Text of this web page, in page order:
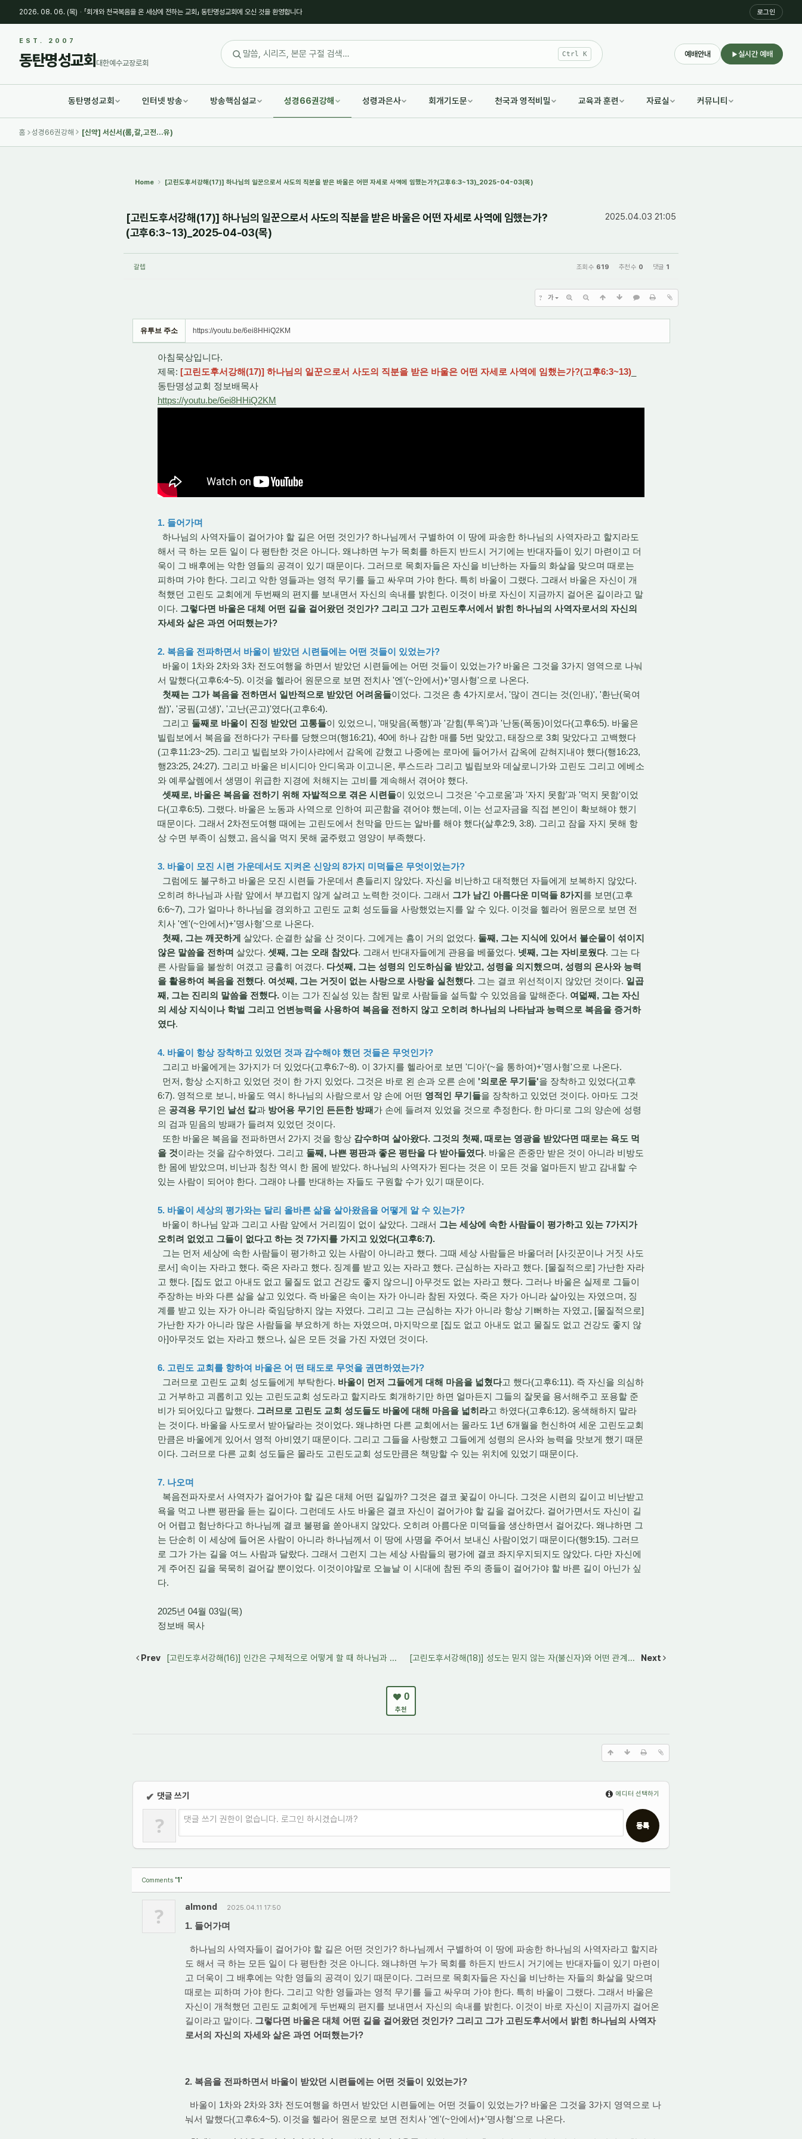
2026. 08. 06. (목) · 「회개와 천국복음을 온 세상에 전하는 교회」 동탄명성교회에 오신 것을 환영합니다 로그인
EST. 2007
동탄명성교회 대한예수교장로회
Ctrl K 예배안내 실시간 예배
동탄명성교회 인터넷 방송 방송핵심설교 성경66권강해 성령과은사 회개기도문 천국과 영적비밀 교육과 훈련 자료실 커뮤니티
홈 성경66권강해 [신약] 서신서(롬,갈,고전...유)
Home [고린도후서강해(17)] 하나님의 일꾼으로서 사도의 직분을 받은 바울은 어떤 자세로 사역에 임했는가?(고후6:3~13)_2025-04-03(목)
2025.04.03 21:05
[고린도후서강해(17)] 하나님의 일꾼으로서 사도의 직분을 받은 바울은 어떤 자세로 사역에 임했는가?
(고후6:3~13)_2025-04-03(목)
갈렙 조회 수 619 추천 수 0 댓글 1
? 가
유투브 주소 https://youtu.be/6ei8HHiQ2KM
아침묵상입니다.
제목: [고린도후서강해(17)] 하나님의 일꾼으로서 사도의 직분을 받은 바울은 어떤 자세로 사역에 임했는가?(고후6:3~13)
동탄명성교회 정보배목사
https://youtu.be/6ei8HHiQ2KM
1. 들어가며
하나님의 사역자들이 걸어가야 할 길은 어떤 것인가? 하나님께서 구별하여 이 땅에 파송한 하나님의 사역자라고 할지라도
해서 극 하는 모든 일이 다 평탄한 것은 아니다. 왜냐하면 누가 목회를 하든지 반드시 거기에는 반대자들이 있기 마련이고 더
욱이 그 배후에는 악한 영들의 공격이 있기 때문이다. 그러므로 목회자들은 자신을 비난하는 자들의 화살을 맞으며 때로는
피하며 가야 한다. 그리고 악한 영들과는 영적 무기를 들고 싸우며 가야 한다. 특히 바울이 그랬다. 그래서 바울은 자신이 개
척했던 고린도 교회에게 두번째의 편지를 보내면서 자신의 속내를 밝힌다. 이것이 바로 자신이 지금까지 걸어온 길이라고 말
이다. 그렇다면 바울은 대체 어떤 길을 걸어왔던 것인가? 그리고 그가 고린도후서에서 밝힌 하나님의 사역자로서의 자신의
자세와 삶은 과연 어떠했는가?
2. 복음을 전파하면서 바울이 받았던 시련들에는 어떤 것들이 있었는가?
바울이 1차와 2차와 3차 전도여행을 하면서 받았던 시련들에는 어떤 것들이 있었는가? 바울은 그것을 3가지 영역으로 나눠
서 말했다(고후6:4~5). 이것을 헬라어 원문으로 보면 전치사 '엔'(~안에서)+'명사형'으로 나온다.
첫째는 그가 복음을 전하면서 일반적으로 받았던 어려움들이었다. 그것은 총 4가지로서, '많이 견디는 것(인내)', '환난(욱여
쌈)', '궁핌(고생)', '고난(곤고)'였다(고후6:4).
그리고 둘째로 바울이 진정 받았던 고통들이 있었으니, '매맞음(폭행)'과 '갇힘(투옥')과 '난동(폭동)이었다(고후6:5). 바울은
빌립보에서 복음을 전하다가 구타를 당했으며(행16:21), 40에 하나 감한 매를 5번 맞았고, 태장으로 3회 맞았다고 고백했다
(고후11:23~25). 그리고 빌립보와 가이사랴에서 감옥에 갇혔고 나중에는 로마에 들어가서 감옥에 갇혀지내야 했다(행16:23,
행23:25, 24:27). 그리고 바울은 비시디아 안디옥과 이고니온, 루스드라 그리고 빌립보와 데살로니가와 고린도 그리고 에베소
와 예루살렘에서 생명이 위급한 지경에 처해지는 고비를 계속해서 겪어야 했다.
셋째로, 바울은 복음을 전하기 위해 자발적으로 겪은 시련들이 있었으니 그것은 '수고로움'과 '자지 못함'과 '먹지 못함'이었
다(고후6:5). 그랬다. 바울은 노동과 사역으로 인하여 피곤함을 겪어야 했는데, 이는 선교자금을 직접 본인이 확보해야 했기
때문이다. 그래서 2차전도여행 때에는 고린도에서 천막을 만드는 알바를 해야 했다(살후2:9, 3:8). 그리고 잠을 자지 못해 항
상 수면 부족이 심했고, 음식을 먹지 못해 굶주렸고 영양이 부족했다.
3. 바울이 모진 시련 가운데서도 지켜온 신앙의 8가지 미덕들은 무엇이었는가?
그럼에도 불구하고 바울은 모진 시련들 가운데서 흔들리지 않았다. 자신을 비난하고 대적했던 자들에게 보복하지 않았다.
오히려 하나님과 사람 앞에서 부끄럽지 않게 살려고 노력한 것이다. 그래서 그가 남긴 아름다운 미덕들 8가지를 보면(고후
6:6~7), 그가 얼마나 하나님을 경외하고 고린도 교회 성도들을 사랑했었는지를 알 수 있다. 이것을 헬라어 원문으로 보면 전
치사 '엔'(~안에서)+'명사형'으로 나온다.
첫째, 그는 깨끗하게 살았다. 순결한 삶을 산 것이다. 그에게는 흠이 거의 없었다. 둘째, 그는 지식에 있어서 불순물이 섞이지
않은 말씀을 전하며 살았다. 셋째, 그는 오래 참았다. 그래서 반대자들에게 관용을 베풀었다. 넷째, 그는 자비로웠다. 그는 다
른 사람들을 불쌍히 여겼고 긍휼히 여겼다. 다섯째, 그는 성령의 인도하심을 받았고, 성령을 의지했으며, 성령의 은사와 능력
을 활용하여 복음을 전했다. 여섯째, 그는 거짓이 없는 사랑으로 사랑을 실천했다. 그는 결코 위선적이지 않았던 것이다. 일곱
째, 그는 진리의 말씀을 전했다. 이는 그가 진실성 있는 참된 말로 사람들을 설득할 수 있었음을 말해준다. 여덟째, 그는 자신
의 세상 지식이나 학벌 그리고 언변능력을 사용하여 복음을 전하지 않고 오히려 하나님의 나타남과 능력으로 복음을 증거하
였다.
4. 바울이 항상 장착하고 있었던 것과 감수해야 했던 것들은 무엇인가?
그리고 바울에게는 3가지가 더 있었다(고후6:7~8). 이 3가지를 헬라어로 보면 '디아'(~을 통하여)+'명사형'으로 나온다.
먼저, 항상 소지하고 있었던 것이 한 가지 있었다. 그것은 바로 왼 손과 오른 손에 '의로운 무기들'을 장착하고 있었다(고후
6:7). 영적으로 보니, 바울도 역시 하나님의 사람으로서 양 손에 어떤 영적인 무기들을 장착하고 있었던 것이다. 아마도 그것
은 공격용 무기인 날선 칼과 방어용 무기인 든든한 방패가 손에 들려져 있었을 것으로 추정한다. 한 마디로 그의 양손에 성령
의 검과 믿음의 방패가 들려져 있었던 것이다.
또한 바울은 복음을 전파하면서 2가지 것을 항상 감수하며 살아왔다. 그것의 첫째, 때로는 영광을 받았다면 때로는 욕도 먹
을 것이라는 것을 감수하였다. 그리고 둘째, 나쁜 평판과 좋은 평탄을 다 받아들였다. 바울은 존중만 받은 것이 아니라 비방도
한 몸에 받았으며, 비난과 칭찬 역시 한 몸에 받았다. 하나님의 사역자가 된다는 것은 이 모든 것을 얼마든지 받고 감내할 수
있는 사람이 되어야 한다. 그래야 나를 반대하는 자들도 구원할 수가 있기 때문이다.
5. 바울이 세상의 평가와는 달리 올바른 삶을 살아왔음을 어떻게 알 수 있는가?
바울이 하나님 앞과 그리고 사람 앞에서 거리낌이 없이 살았다. 그래서 그는 세상에 속한 사람들이 평가하고 있는 7가지가
오히려 없었고 그들이 없다고 하는 것 7가지를 가지고 있었다(고후6:7).
그는 먼저 세상에 속한 사람들이 평가하고 있는 사람이 아니라고 했다. 그때 세상 사람들은 바울더러 [사깃꾼이나 거짓 사도
로서] 속이는 자라고 했다. 죽은 자라고 했다. 징계를 받고 있는 자라고 했다. 근심하는 자라고 했다. [물질적으로] 가난한 자라
고 했다. [집도 없고 아내도 없고 물질도 없고 건강도 좋지 않으니] 아무것도 없는 자라고 했다. 그러나 바울은 실제로 그들이
주장하는 바와 다른 삶을 살고 있었다. 즉 바울은 속이는 자가 아니라 참된 자였다. 죽은 자가 아니라 살아있는 자였으며, 징
계를 받고 있는 자가 아니라 죽임당하지 않는 자였다. 그리고 그는 근심하는 자가 아니라 항상 기뻐하는 자였고, [물질적으로]
가난한 자가 아니라 많은 사람들을 부요하게 하는 자였으며, 마지막으로 [집도 없고 아내도 없고 물질도 없고 건강도 좋지 않
아]아무것도 없는 자라고 했으나, 실은 모든 것을 가진 자였던 것이다.
6. 고린도 교회를 향하여 바울은 어 떤 태도로 무엇을 권면하였는가?
그러므로 고린도 교회 성도들에게 부탁한다. 바울이 먼저 그들에게 대해 마음을 넓혔다고 했다(고후6:11). 즉 자신을 의심하
고 거부하고 괴롭히고 있는 고린도교회 성도라고 할지라도 회개하기만 하면 얼마든지 그들의 잘못을 용서해주고 포용할 준
비가 되어있다고 말했다. 그러므로 고린도 교회 성도들도 바울에 대해 마음을 넓히라고 하였다(고후6:12). 옹색해하지 말라
는 것이다. 바울을 사도로서 받아달라는 것이었다. 왜냐하면 다른 교회에서는 몰라도 1년 6개월을 헌신하여 세운 고린도교회
만큼은 바울에게 있어서 영적 아비였기 때문이다. 그리고 그들을 사랑했고 그들에게 성령의 은사와 능력을 맛보게 했기 때문
이다. 그러므로 다른 교회 성도들은 몰라도 고린도교회 성도만큼은 책망할 수 있는 위치에 있었기 때문이다.
7. 나오며
복음전파자로서 사역자가 걸어가야 할 길은 대체 어떤 길일까? 그것은 결코 꽃길이 아니다. 그것은 시련의 길이고 비난받고
욕을 먹고 나쁜 평판을 듣는 길이다. 그런데도 사도 바울은 결코 자신이 걸어가야 할 길을 걸어갔다. 걸어가면서도 자신이 길
어 어렵고 험난하다고 하나님께 결코 불평을 쏟아내지 않았다. 오히려 아름다운 미덕들을 생산하면서 걸어갔다. 왜냐하면 그
는 단순히 이 세상에 들어온 사람이 아니라 하나님께서 이 땅에 사명을 주어서 보내신 사람이었기 때문이다(행9:15). 그러므
로 그가 가는 길을 여느 사람과 달랐다. 그래서 그런지 그는 세상 사람들의 평가에 결코 좌지우지되지도 않았다. 다만 자신에
게 주어진 길을 묵묵히 걸어갈 뿐이었다. 이것이야말로 오늘날 이 시대에 참된 주의 종들이 걸어가야 할 바른 길이 아닌가 싶
다.
2025년 04월 03일(목)
정보배 목사
Prev [고린도후서강해(16)] 인간은 구체적으로 어떻게 할 때 하나님과 ... [고린도후서강해(18)] 성도는 믿지 않는 자(불신자)와 어떤 관계... Next
0
추천
✔ 댓글 쓰기 에디터 선택하기
? 댓글 쓰기 권한이 없습니다. 로그인 하시겠습니까?
Comments '1'
? almond 2025.04.11 17:50
1. 들어가며
하나님의 사역자들이 걸어가야 할 길은 어떤 것인가? 하나님께서 구별하여 이 땅에 파송한 하나님의 사역자라고 할지라
도 해서 극 하는 모든 일이 다 평탄한 것은 아니다. 왜냐하면 누가 목회를 하든지 반드시 거기에는 반대자들이 있기 마련이
고 더욱이 그 배후에는 악한 영들의 공격이 있기 때문이다. 그러므로 목회자들은 자신을 비난하는 자들의 화살을 맞으며
때로는 피하며 가야 한다. 그리고 악한 영들과는 영적 무기를 들고 싸우며 가야 한다. 특히 바울이 그랬다. 그래서 바울은
자신이 개척했던 고린도 교회에게 두번째의 편지를 보내면서 자신의 속내를 밝힌다. 이것이 바로 자신이 지금까지 걸어온
길이라고 말이다. 그렇다면 바울은 대체 어떤 길을 걸어왔던 것인가? 그리고 그가 고린도후서에서 밝힌 하나님의 사역자
로서의 자신의 자세와 삶은 과연 어떠했는가?
2. 복음을 전파하면서 바울이 받았던 시련들에는 어떤 것들이 있었는가?
바울이 1차와 2차와 3차 전도여행을 하면서 받았던 시련들에는 어떤 것들이 있었는가? 바울은 그것을 3가지 영역으로 나
눠서 말했다(고후6:4~5). 이것을 헬라어 원문으로 보면 전치사 '엔'(~안에서)+'명사형'으로 나온다.
Sketchbook5, 스케치북5
Sketchbook5, 스케치북5
Sketchbook5, 스케치북5
Sketchbook5, 스케치북5